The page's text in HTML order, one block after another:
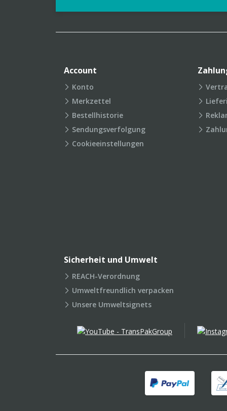
Account
Konto
Merkzettel
Bestellhistorie
Sendungsverfolgung
Cookieeinstellungen
Sicherheit und Umwelt
REACH-Verordnung
Umweltfreundlich verpacken
Unsere Umweltsignets